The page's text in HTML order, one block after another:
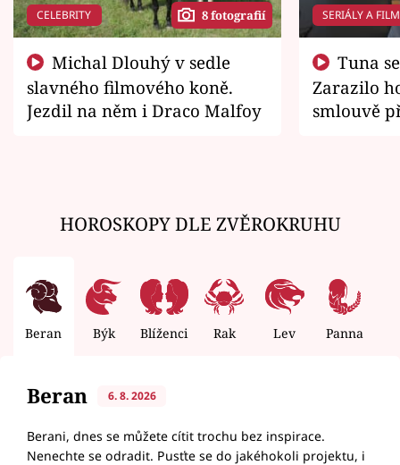
CELEBRITY 8 fotografií
slavného filmového koně.
Jezdil na něm i Draco Malfoy
SERIÁLY A
Zarazilo
smlouvě
HOROSKOPY DLE ZVĚROKRUHU
Beran Býk Blíženci Rak Lev Panna
Beran 6. 8. 2026
Berani, dnes se můžete cítit trochu bez inspirace.
Nenechte se odradit. Pusťte se do jakéhokoli projektu, i